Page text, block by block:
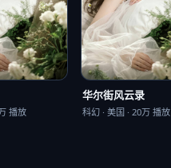
播放
华尔街风云录
科幻· 美国 · 20万播放